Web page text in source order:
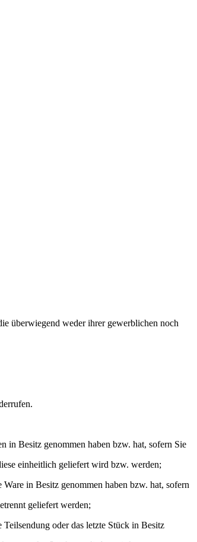
überwiegend weder ihrer gewerblichen noch
in Besitz genommen haben bzw. hat, sofern Sie
einheitlich geliefert wird bzw. werden;
in Besitz genommen haben bzw. hat, sofern
geliefert werden;
oder das letzte Stück in Besitz